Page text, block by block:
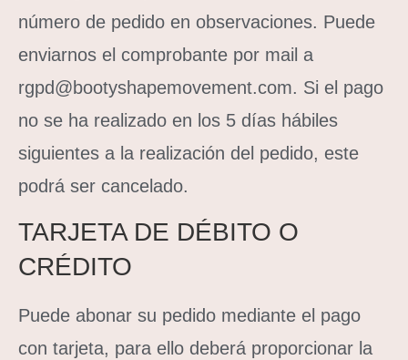
número de pedido en observaciones. Puede
enviarnos el comprobante por mail a
rgpd@bootyshapemovement.com. Si el pago
no se ha realizado en los 5 días hábiles
siguientes a la realización del pedido, este
podrá ser cancelado.
TARJETA DE DÉBITO O
CRÉDITO
Puede abonar su pedido mediante el pago
con tarjeta, para ello deberá proporcionar la